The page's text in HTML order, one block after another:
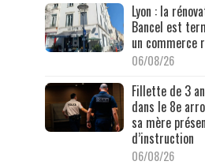
Lyon : la
Bancel est
un commerce
06/08/26
Fillette de 3
dans le 8e
sa mère
d’instruction
06/08/26